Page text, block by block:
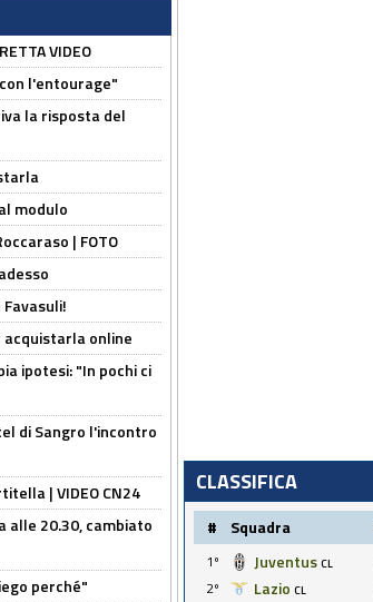
VIDEO
l'entourage"
la risposta del
modulo
| FOTO
acquistarla online
ipotesi: "In pochi ci
di Sangro l'incontro
| VIDEO CN24
alle 20.30, cambiato
perché"
CLASSIFICA
# Squadra
1º Juventus CL
2º
Lazio CL